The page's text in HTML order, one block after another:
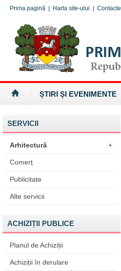
Prima pagină Harta site-ului Contacte
ȘTIRI ȘI EVENIMENTE
SERVICII
Arhitectură +
Comerț
Publicitate
Alte servicii
ACHIZIȚII PUBLICE
Planul de Achiziții
Achiziții în derulare